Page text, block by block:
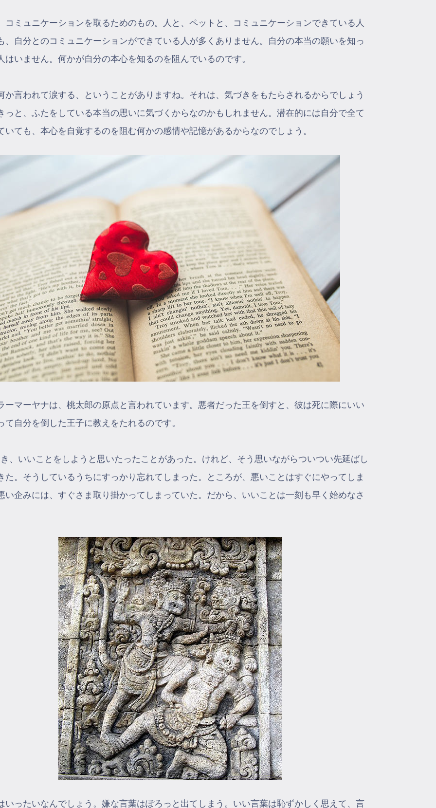
コミュニケーションを取るためのもの。人と、ペットと、コミュニケーションできている人
、自分とのコミュニケーションができている人が多くありません。自分の本当の願いを知っ
はいません。何かが自分の本心を知るのを阻んでいるのです。
か言われて涙する、ということがありますね。それは、気づきをもたらされるからでしょう
と、ふたをしている本当の思いに気づくからなのかもしれません。潜在的には自分で全て
いても、本心を自覚するのを阻む何かの感情や記憶があるからなのでしょう。
ーマーヤナは、桃太郎の原点と言われています。悪者だった王を倒すと、彼は死に際にいい
て自分を倒した王子に教えをたれるのです。
、いいことをしようと思いたったことがあった。けれど、そう思いながらついつい先延ばし
た。そうしているうちにすっかり忘れてしまった。ところが、悪いことはすぐにやってしま
い企みには、すぐさま取り掛かってしまっていた。だから、いいことは一刻も早く始めなさ
いったいなんでしょう。嫌な言葉はぽろっと出てしまう。いい言葉は恥ずかしく思えて、言